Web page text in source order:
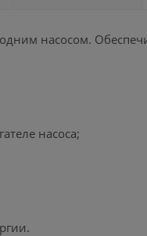
насосом.
насоса;